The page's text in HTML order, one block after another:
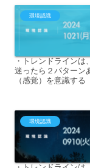
環境認識
・トレンドライン
迷ったら２パターン
（感覚）を意識す
環境認識